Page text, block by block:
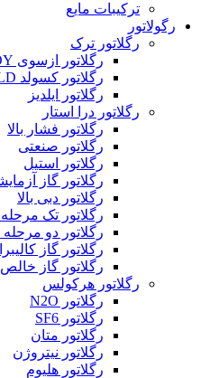
ترکیبات مایع
رگولاتور
رگلاتور ترک
رگلاتور ازسوی OZSOY
رگلاتور کسولد KASWELD
رگلاتور ایلدیز
رگلاتور درا استار
رگلاتور فشار بالا
رگلاتور صنعتی
رگلاتور استیل
رگلاتور گاز
رگلاتور دبی بالا
رگلاتور تک
رگلاتور دو
رگلاتور گاز
رگلاتور گاز خالص
رگلاتور هرکولس
رگلاتور N2O
رگلاتور SF6
رگلاتور متان
رگلاتور نیتروژن
رگلاتور هلیوم